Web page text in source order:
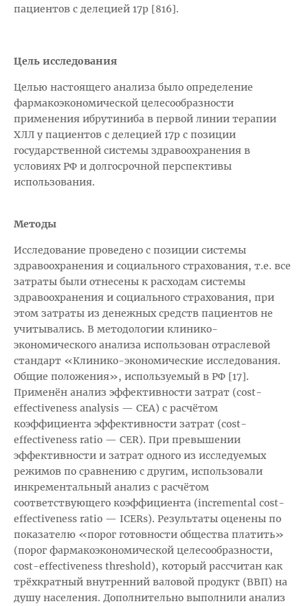
пациентов с делецией 17р [816].
Цель исследования
Целью настоящего анализа было определение
фармакоэкономической целесообразности
применения ибрутиниба в первой линии терапии
ХЛЛ у пациентов с делецией 17p с позиции
государственной системы здравоохранения в
условиях РФ и долгосрочной перспективы
использования.
Методы
Исследование проведено с позиции системы
здравоохранения и социального страхования, т.е. все
затраты были отнесены к расходам системы
здравоохранения и социального страхования, при
этом затраты из денежных средств пациентов не
учитывались. В методологии клинико-
экономического анализа использован отраслевой
стандарт «Клинико-экономические исследования.
Общие положения», используемый в РФ [17].
Применён анализ эффективности затрат (cost-
effectiveness analysis — CEA) с расчётом
коэффициента эффективности затрат (cost-
effectiveness ratio — CER). При превышении
эффективности и затрат одного из исследуемых
режимов по сравнению с другим, использовали
инкрементальный анализ с расчётом
соответствующего коэффициента (incremental cost-
effectiveness ratio — ICERs). Результаты оценены по
показателю «порог готовности общества платить»
(порог фармакоэкономической целесообразности,
cost-effectiveness threshold), который рассчитан как
трёхкратный внутренний валовой продукт (ВВП) на
душу населения. Дополнительно выполнили анализ